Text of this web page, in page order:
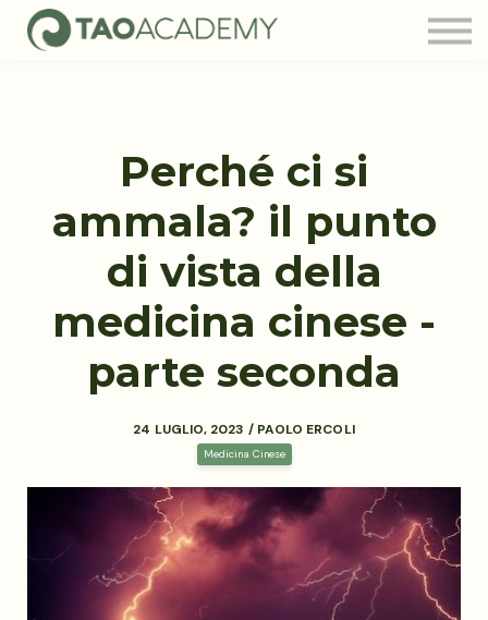
Tao Community
Login
Perché ci si
ammala? il punto
di vista della
medicina cinese -
parte seconda
24 LUGLIO, 2023 / PAOLO ERCOLI
Medicina Cinese